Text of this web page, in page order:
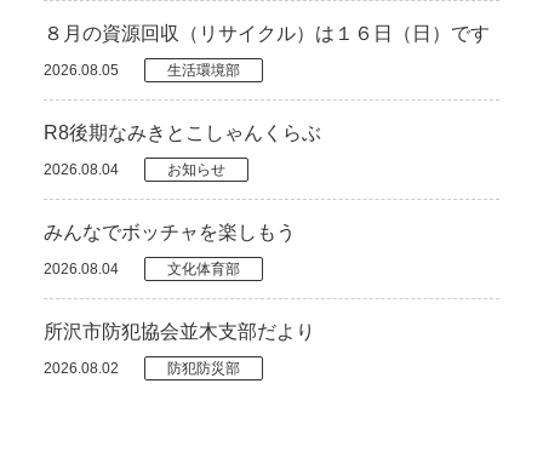
８月の資源回収（リサイクル）は１６日（日）です
2026.08.05 生活環境部
R8後期なみきとこしゃんくらぶ
2026.08.04 お知らせ
みんなでボッチャを楽しもう
2026.08.04 文化体育部
所沢市防犯協会並木支部だより
2026.08.02 防犯防災部